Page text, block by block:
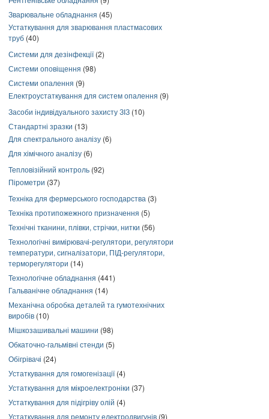
Зварювальне обладнання (45)
Устаткування для зварювання пластмасових
труб (40)
Системи для дезінфекції(2)
Системи оповіщення (98)
Системи опалення (9)
Електроустаткування для систем опалення (9)
Засоби індивідуального захисту ЗІЗ (10)
Стандартні зразки (13)
Для спектрального аналізу (6)
Для хімічного аналізу (6)
Тепловізійний контроль (92)
Пірометри (37)
Техніка для фермерського господарства (3)
Техніка протипожежного призначення (5)
Технічні тканини, плівки, стрічки, нитки (56)
Технологічні вимірювачі-регулятори, регулятори
температури, сигналізатори, ПІД-регулятори,
терморегулятори (14)
Технологічне обладнання (441)
Гальванічне обладнання (14)
Механічна обробка деталей та гумотехнічних
виробів (10)
Мішкозашивальні машини (98)
Обкаточно-гальмівні стенди (5)
Обігрівачі (24)
Устаткування для гомогенізації(4)
Устаткування для мікроелектроніки (37)
Устаткування для підігріву олій (4)
Устаткування для ремонту електродвигунів (9)